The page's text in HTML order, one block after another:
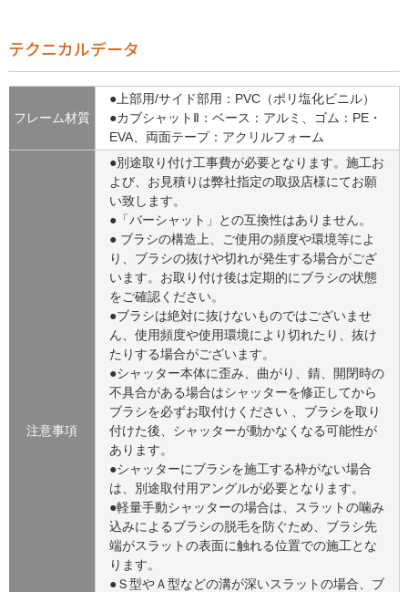
テクニカルデータ
フレーム材質
●上部用/サイド部用：PVC（ポリ塩化ビニル）
●カブシャットⅡ：ベース：アルミ、ゴム：PE・
EVA、両面テープ：アクリルフォーム
注意事項
●別途取り付け工事費が必要となります。施工お
よび、お見積りは弊社指定の取扱店様にてお願
い致します。
●「バーシャット」との互換性はありません。
● ブラシの構造上、ご使用の頻度や環境等によ
り、ブラシの抜けや切れが発生する場合がござ
います。お取り付け後は定期的にブラシの状態
をご確認ください。
●ブラシは絶対に抜けないものではございませ
ん、使用頻度や使用環境により切れたり、抜け
たりする場合がございます。
●シャッター本体に歪み、曲がり、錆、開閉時の
不具合がある場合はシャッターを修正してから
ブラシを必ずお取付けください 、ブラシを取り
付けた後、シャッターが動かなくなる可能性が
あります。
●シャッターにブラシを施工する枠がない場合
は、別途取付用アングルが必要となります。
●軽量手動シャッターの場合は、スラットの噛み
込みによるブラシの脱毛を防ぐため、ブラシ先
端がスラットの表面に触れる位置での施工とな
ります。
●Ｓ型やＡ型などの溝が深いスラットの場合、ブ